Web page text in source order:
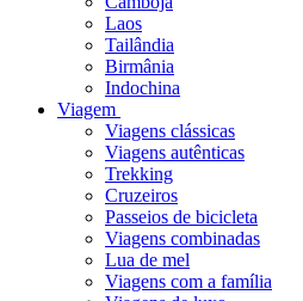
Laos
Tailândia
Birmânia
Indochina
Viagem
Viagens clássicas
Viagens autênticas
Trekking
Cruzeiros
Passeios de bicicleta
Viagens combinadas
Lua de mel
Viagens com a família